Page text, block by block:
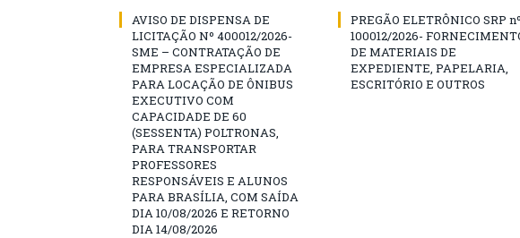
AVISO DE DISPENSA DE
LICITAÇÃO Nº 400012/2026-
SME – CONTRATAÇÃO DE
EMPRESA ESPECIALIZADA
PARA LOCAÇÃO DE ÔNIBUS
EXECUTIVO COM
CAPACIDADE DE 60
(SESSENTA) POLTRONAS,
PARA TRANSPORTAR
PROFESSORES
RESPONSÁVEIS E ALUNOS
PARA BRASÍLIA, COM SAÍDA
DIA 10/08/2026 E RETORNO
DIA 14/08/2026
PREGÃO ELETRÔNICO SRP nº
100012/2026-
DE MATERIAIS DE
EXPEDIENTE, PAPELARIA,
ESCRITÓRIO E OUTROS